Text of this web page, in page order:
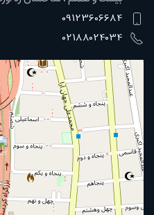
09123606684
02188024034